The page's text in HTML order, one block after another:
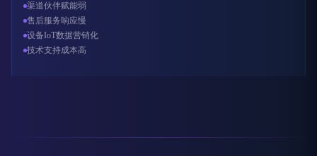
渠道伙伴赋能弱
售后服务响应慢
设备IoT数据营销化
技术支持成本高